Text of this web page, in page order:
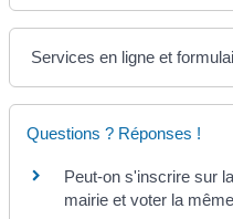
Services en ligne et
Questions ? Réponses !
Peut-on s'inscrire sur
mairie et voter la